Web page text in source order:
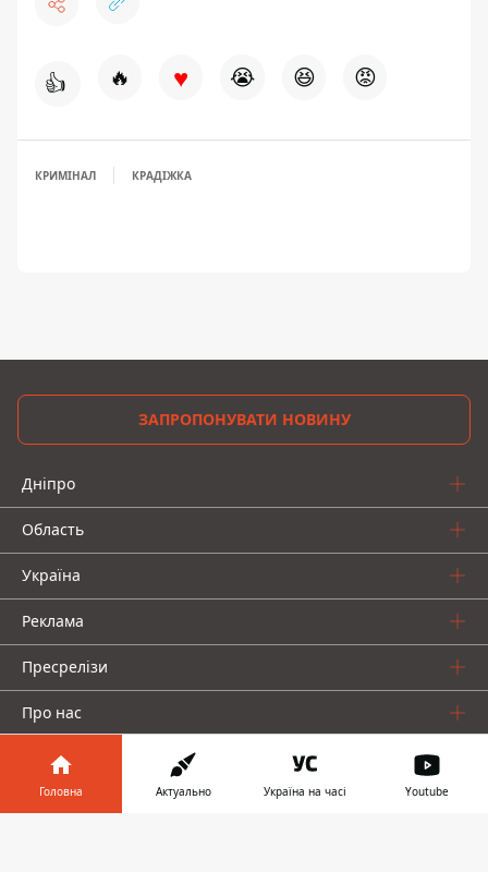
👍 🔥 ♥ 😭 😆 😡
КРИМІНАЛ КРАДІЖКА
ЗАПРОПОНУВАТИ НОВИНУ
Дніпро
Область
Україна
Реклама
Пресрелізи
Про нас
Головна Актуально Україна на часі Youtube